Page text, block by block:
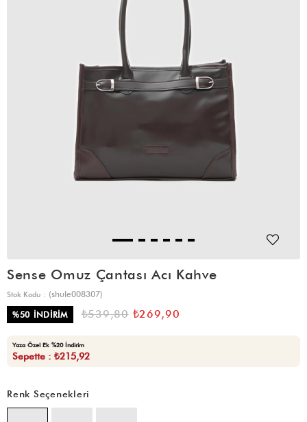
Sense Omuz Çantası Acı Kahve
Stok Kodu
(shule008307)
%50 İNDIRIM ₺539,80 ₺269,90
Yaza Özel Ek %20 İndirim
Sepette : ₺215,92
Renk Seçenekleri